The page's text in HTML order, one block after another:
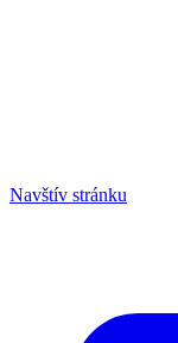
Navštív stránku